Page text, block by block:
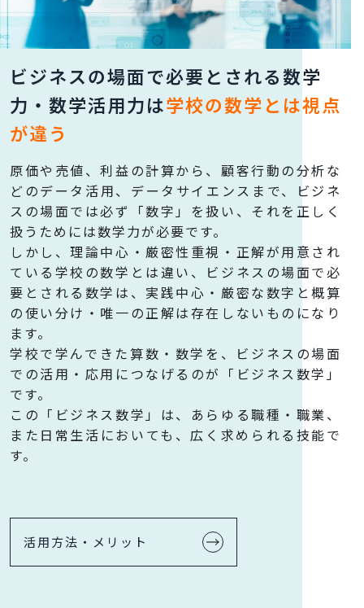
ビジネスの場面で必要とされる数学
力・数学活用力は学校の数学とは視点
が違う
原価や売値、利益の計算から、顧客行動の分析な
どのデータ活用、データサイエンスまで、ビジネ
スの場面では必ず「数字」を扱い、それを正しく
扱うためには数学力が必要です。
しかし、理論中心・厳密性重視・正解が用意され
ている学校の数学とは違い、ビジネスの場面で必
要とされる数学は、実践中心・厳密な数字と概算
の使い分け・唯一の正解は存在しないものになり
ます。
学校で学んできた算数・数学を、ビジネスの場面
での活用・応用につなげるのが「ビジネス数学」
です。
この「ビジネス数学」は、あらゆる職種・職業、
また日常生活においても、広く求められる技能で
す。
活用方法・メリット